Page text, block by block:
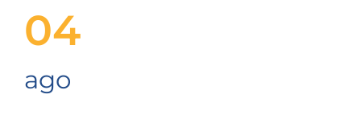
04
ago